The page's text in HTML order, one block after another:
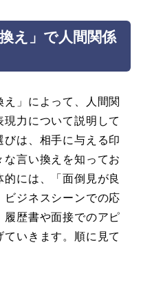
え」で人間関係
」によって、人間関
力について説明して
は、相手に与える印
言い換えを知ってお
には、「面倒見が良
ビジネスシーンでの応
履歴書や面接でのアピ
いきます。順に見て